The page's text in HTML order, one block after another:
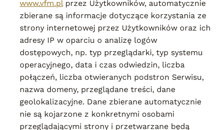
www.vfm.plprzez Użytkowników, automatycznie
zbierane są informacje dotyczące korzystania ze
strony internetowej przez Użytkowników oraz ich
adresy IP w oparciu o analizę logów
dostępowych, np. typ przeglądarki, typ systemu
operacyjnego, data i czas odwiedzin, liczba
połączeń, liczba otwieranych podstron Serwisu,
nazwa domeny, przeglądane treści, dane
geolokalizacyjne. Dane zbierane automatycznie
nie są kojarzone z konkretnymi osobami
przeglądającymi strony i przetwarzane będą